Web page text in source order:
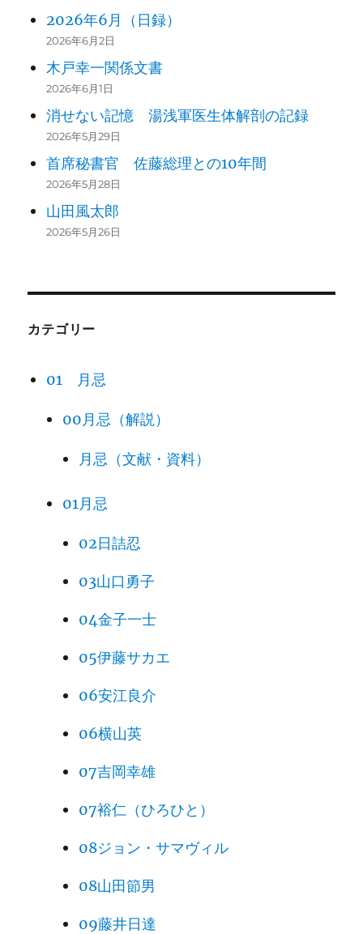
2026年6月（日録）
2026年6月2日
木戸幸一関係文書
2026年6月1日
消せない記憶 湯浅軍医生体解剖の記録
2026年5月29日
首席秘書官 佐藤総理との10年間
2026年5月28日
山田風太郎
2026年5月26日
カテゴリー
01 月忌
00月忌（解説）
月忌（文献・資料）
01月忌
02日詰忍
03山口勇子
04金子一士
05伊藤サカエ
06安江良介
06横山英
07吉岡幸雄
07裕仁（ひろひと）
08ジョン・サマヴィル
08山田節男
09藤井日達